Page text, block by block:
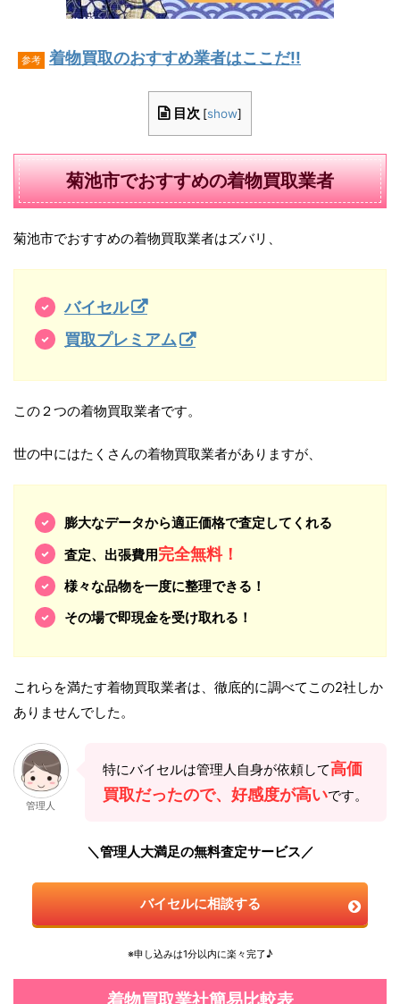
参考 着物買取のおすすめ業者はここだ!!
目次 [show]
菊池市でおすすめの着物買取業者
菊池市でおすすめの着物買取業者はズバリ、
バイセル
買取プレミアム
この２つの着物買取業者です。
世の中にはたくさんの着物買取業者がありますが、
膨大なデータから適正価格で査定してくれる
査定、出張費用完全無料！
様々な品物を一度に整理できる！
その場で即現金を受け取れる！
これらを満たす着物買取業者は、徹底的に調べてこの2社しか
ありませんでした。
管理人
特にバイセルは管理人自身が依頼して高価
買取だったので、好感度が高いです。
＼管理人大満足の無料査定サービス／
バイセルに相談する
※申し込みは1分以内に楽々完了♪
着物買取業社簡易比較表